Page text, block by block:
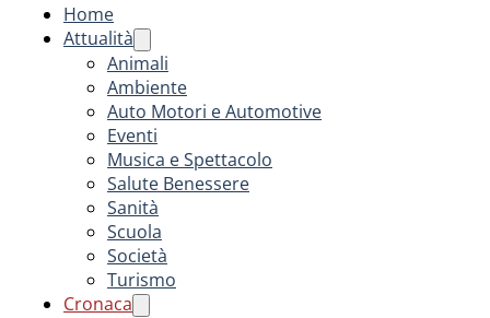
Home
Attualità
Animali
Ambiente
Auto Motori e Automotive
Eventi
Musica e Spettacolo
Salute Benessere
Sanità
Scuola
Società
Turismo
Cronaca